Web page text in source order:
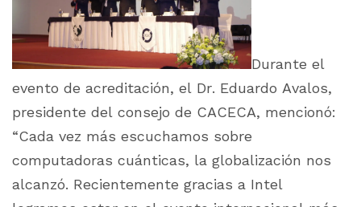
Durante el
evento de acreditación, el Dr. Eduardo Avalos,
presidente del consejo de CACECA, mencionó:
“Cada vez más escuchamos sobre
computadoras cuánticas, la globalización nos
alcanzó. Recientemente gracias a Intel